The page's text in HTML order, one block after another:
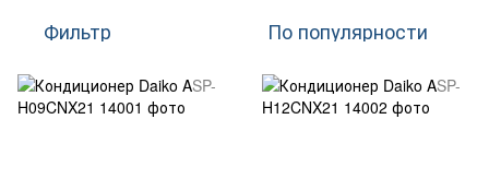
Фильтр По популярности